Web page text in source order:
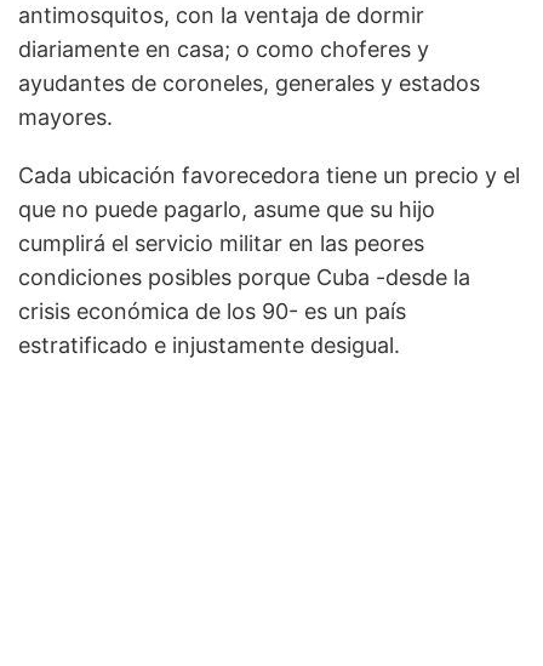
antimosquitos, con la ventaja de dormir
diariamente en casa; o como choferes y
ayudantes de coroneles, generales y estados
mayores.
Cada ubicación favorecedora tiene un precio y el
que no puede pagarlo, asume que su hijo
cumplirá el servicio militar en las peores
condiciones posibles porque Cuba -desde la
crisis económica de los 90- es un país
estratificado e injustamente desigual.